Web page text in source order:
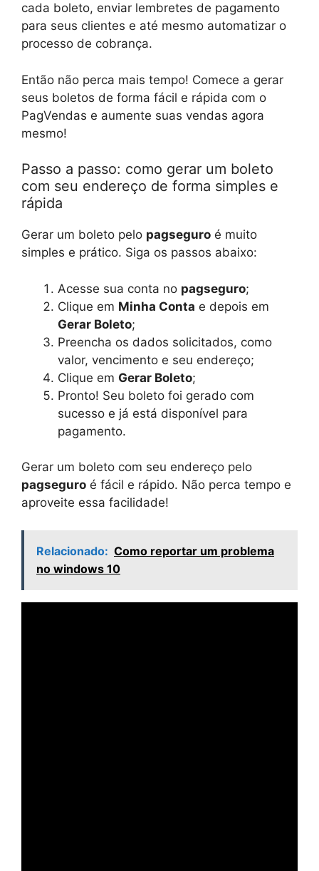
cada boleto, enviar lembretes de pagamento
para seus clientes e até mesmo automatizar o
processo de cobrança.
Então não perca mais tempo! Comece a gerar
seus boletos de forma fácil e rápida com o
PagVendas e aumente suas vendas agora
mesmo!
Passo a passo: como gerar um boleto
com seu endereço de forma simples e
rápida
Gerar um boleto pelo pagseguro é muito
simples e prático. Siga os passos abaixo:
Acesse sua conta no pagseguro;
Clique em Minha Conta e depois em
Gerar Boleto;
Preencha os dados solicitados, como
valor, vencimento e seu endereço;
Clique em Gerar Boleto;
Pronto! Seu boleto foi gerado com
sucesso e já está disponível para
pagamento.
Gerar um boleto com seu endereço pelo
pagseguro é fácil e rápido. Não perca tempo e
aproveite essa facilidade!
Relacionado: Como reportar um problema
no windows 10